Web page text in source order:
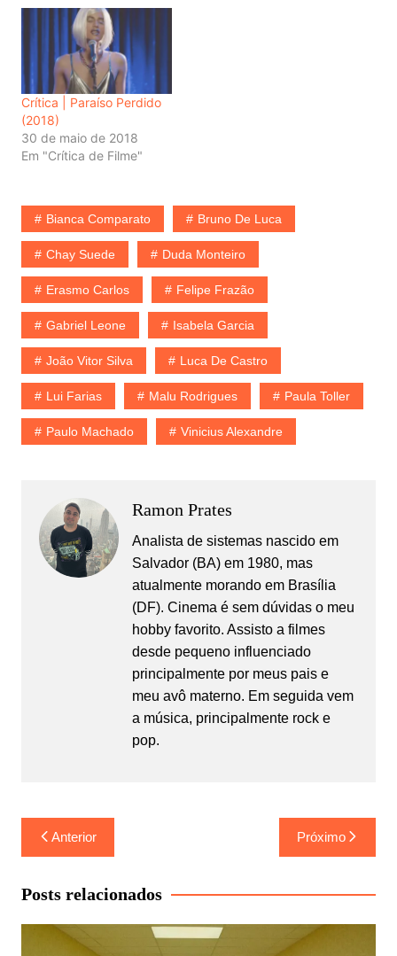
Crítica | Paraíso Perdido
(2018)
30 de maio de 2018
Em "Crítica de Filme"
Bianca Comparato Bruno De Luca
Chay Suede Duda Monteiro
Erasmo Carlos Felipe Frazão
Gabriel Leone Isabela Garcia
João Vitor Silva Luca De Castro
Lui Farias Malu Rodrigues Paula Toller
Paulo Machado Vinicius Alexandre
Ramon Prates
Analista de sistemas nascido em
Salvador (BA) em 1980, mas
atualmente morando em Brasília
(DF). Cinema é sem dúvidas o meu
hobby favorito. Assisto a filmes
desde pequeno influenciado
principalmente por meus pais e
meu avô materno. Em seguida vem
a música, principalmente rock e
pop.
Navegação
de
Post
Anterior Próximo
Posts relacionados